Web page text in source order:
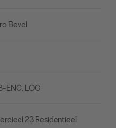
Bevel
ENC. LOC
23 Residentieel